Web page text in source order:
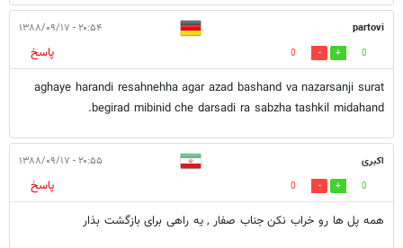
partovi ۲۰:۵۴ - ۱۳۸۸/۰۹/۱۷
0
0
پاسخ
aghaye harandi resahnehha agar azad bashand va nazarsanji surat
begirad mibinid che darsadi ra sabzha tashkil midahand.
اکبری ۲۰:۵۵ - ۱۳۸۸/۰۹/۱۷
0
0
پاسخ
همه پل ها رو خراب نکن جناب صفار , یه راهی برای بازگشت بذار